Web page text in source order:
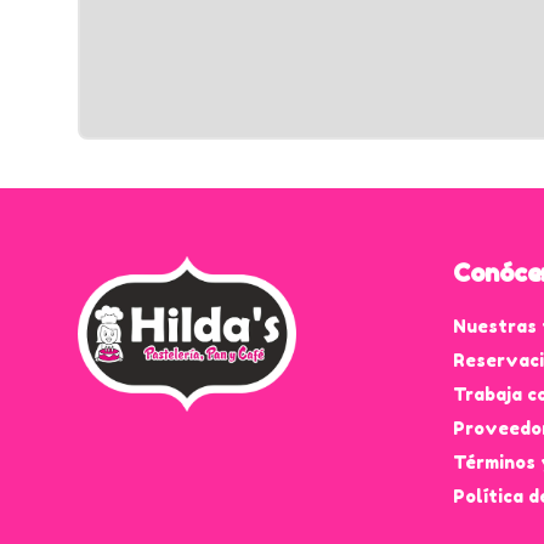
Nuestras
Trabaja
Términos
Política